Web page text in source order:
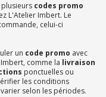
codes promo
L'Atelier Imbert. Le
celui-ci
un code promo avec
comme la livraison
ponctuelles ou
les conditions
selon les périodes.